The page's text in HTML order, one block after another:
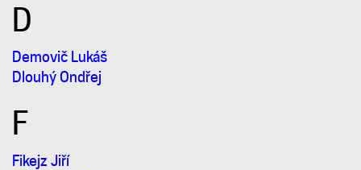
D
Demovič Lukáš
Dlouhý Ondřej
F
Fikejz Jiří